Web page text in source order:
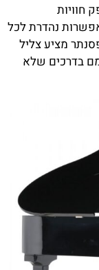
חוויות
נהדרת לכל
מציע צליל
בדרכים שלא